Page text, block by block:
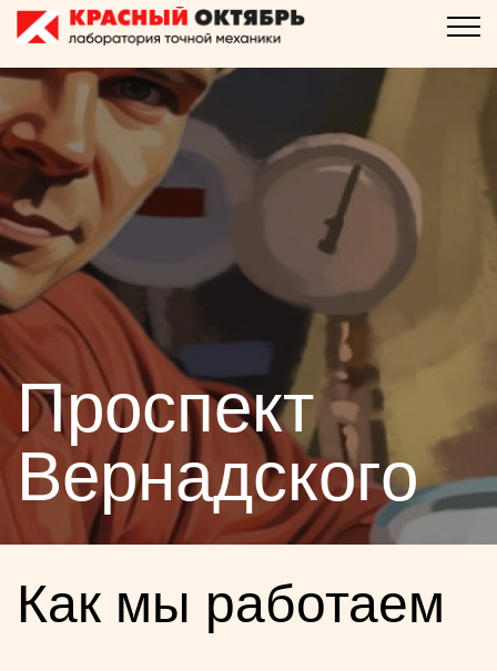
Проспект
Вернадского
Как мы работаем